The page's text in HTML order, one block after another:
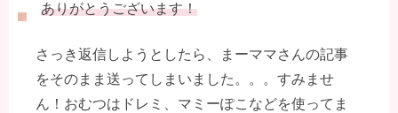
ありがとうございます！
さっき返信しようとしたら、まーママさんの記事
をそのまま送ってしまいました。。。すみませ
ん！おむつはドレミ、マミーぽこなどを使ってま